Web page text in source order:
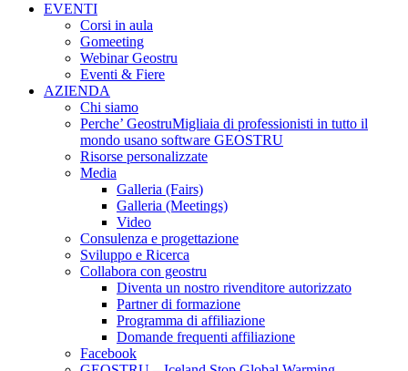
EVENTI
Corsi in aula
Gomeeting
Webinar Geostru
Eventi & Fiere
AZIENDA
Chi siamo
Perche’ GeostruMigliaia di professionisti in tutto il
mondo usano software GEOSTRU
Risorse personalizzate
Media
Galleria (Fairs)
Galleria (Meetings)
Video
Consulenza e progettazione
Sviluppo e Ricerca
Collabora con geostru
Diventa un nostro rivenditore autorizzato
Partner di formazione
Programma di affiliazione
Domande frequenti affiliazione
Facebook